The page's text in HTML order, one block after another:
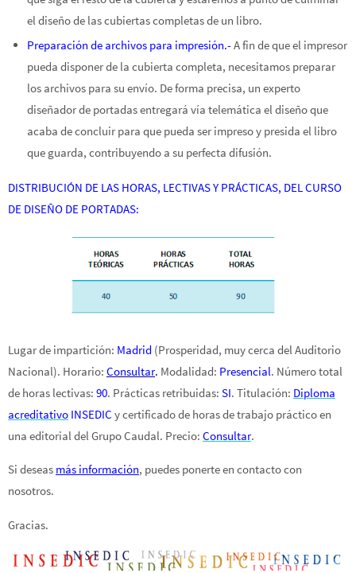
el diseño de las cubiertas completas de un libro.
Preparación de archivos para impresión.- A fin de que el impresor
pueda disponer de la cubierta completa, necesitamos preparar
los archivos para su envío. De forma precisa, un experto
diseñador de portadas entregará vía telemática el diseño que
acaba de concluir para que pueda ser impreso y presida el libro
que guarda, contribuyendo a su perfecta difusión.
DISTRIBUCIÓN DE LAS HORAS, LECTIVAS Y PRÁCTICAS, DEL CURSO
DE DISEÑO DE PORTADAS:
Lugar de impartición: Madrid (Prosperidad, muy cerca del Auditorio
Nacional). Horario: Consultar. Modalidad: Presencial. Número total
de horas lectivas: 90. Prácticas retribuidas: SI. Titulación: Diploma
acreditativo INSEDIC y certificado de horas de trabajo práctico en
una editorial del Grupo Caudal. Precio: Consultar.
Si deseas más información, puedes ponerte en contacto con
nosotros.
Gracias.